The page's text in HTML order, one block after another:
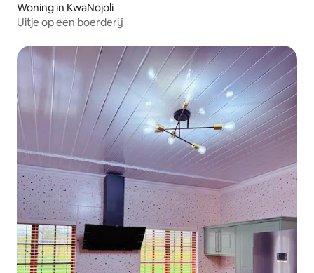
Woning in KwaNojoli
Uitje op een boerderij